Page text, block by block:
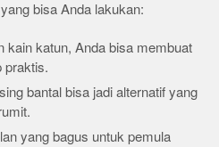
bisa Anda lakukan:
kain katun, Anda bisa membuat
praktis.
bantal bisa jadi alternatif yang
yang bagus untuk pemula